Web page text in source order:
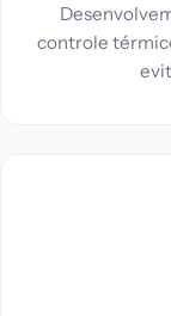
controle